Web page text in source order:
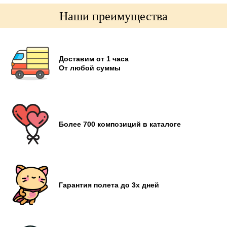
Наши преимущества
Доставим от 1 часа
От любой суммы
Более 700 композиций в каталоге
Гарантия полета до 3х дней